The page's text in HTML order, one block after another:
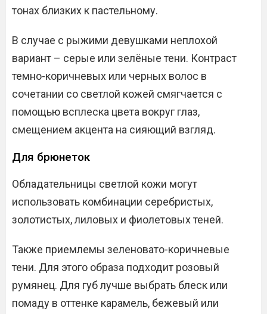
тонах близких к пастельному.
В случае с рыжими девушками неплохой
вариант – серые или зелёные тени. Контраст
темно-коричневых или черных волос в
сочетании со светлой кожей смягчается с
помощью всплеска цвета вокруг глаз,
смещением акцента на сияющий взгляд.
Для брюнеток
Обладательницы светлой кожи могут
использовать комбинации серебристых,
золотистых, лиловых и фиолетовых теней.
Также приемлемы зеленовато-коричневые
тени. Для этого образа подходит розовый
румянец. Для губ лучше выбрать блеск или
помаду в оттенке карамель, бежевый или